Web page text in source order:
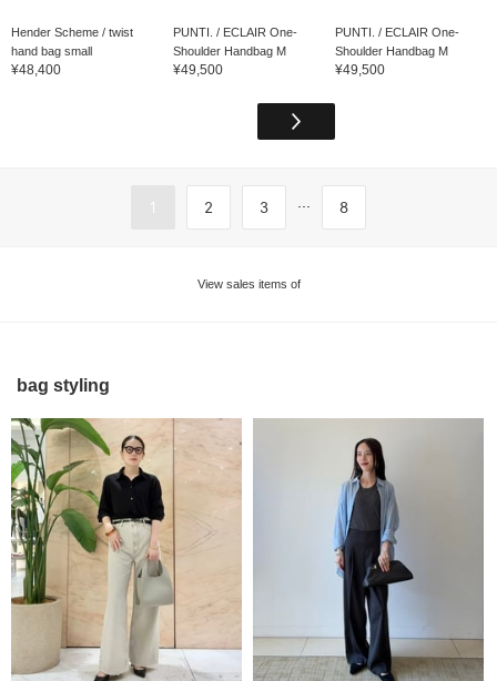
Hender Scheme / twist
hand bag small
¥48,400
PUNTI. / ECLAIR One-
Shoulder Handbag M
¥49,500
PUNTI. / ECLAIR One-
Shoulder Handbag M
¥49,500
1 2 3 ... 8
View sales items of
bag styling